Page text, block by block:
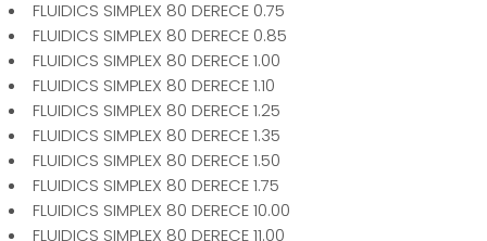
FLUIDICS SIMPLEX 80 DERECE 0.75
FLUIDICS SIMPLEX 80 DERECE 0.85
FLUIDICS SIMPLEX 80 DERECE 1.00
FLUIDICS SIMPLEX 80 DERECE 1.10
FLUIDICS SIMPLEX 80 DERECE 1.25
FLUIDICS SIMPLEX 80 DERECE 1.35
FLUIDICS SIMPLEX 80 DERECE 1.50
FLUIDICS SIMPLEX 80 DERECE 1.75
FLUIDICS SIMPLEX 80 DERECE 10.00
FLUIDICS SIMPLEX 80 DERECE 11.00